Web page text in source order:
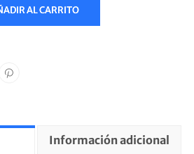
AL CARRITO
Información adicional